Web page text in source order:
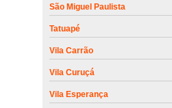
São Miguel Paulista
Tatuapé
Vila Carrão
Vila Curuçá
Vila Esperança